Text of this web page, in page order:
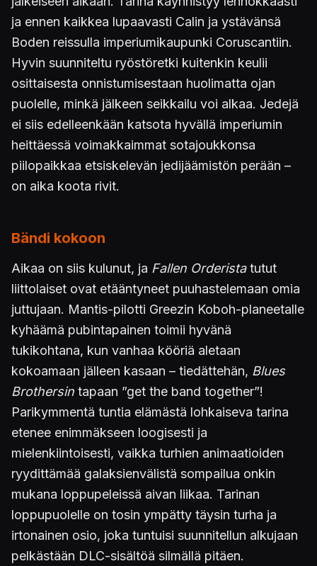
ja ennen kaikkea lupaavasti Calin ja ystävänsä
Boden reissulla imperiumikaupunki Coruscantiin.
Hyvin suunniteltu ryöstöretki kuitenkin keulii
osittaisesta onnistumisestaan huolimatta ojan
puolelle, minkä jälkeen seikkailu voi alkaa. Jedejä
ei siis edelleenkään katsota hyvällä imperiumin
heittäessä voimakkaimmat sotajoukkonsa
piilopaikkaa etsiskelevän jedijäämistön perään –
on aika koota rivit.
Bändi kokoon
Aikaa on siis kulunut, ja Fallen Orderistatutut
liittolaiset ovat etääntyneet puuhastelemaan omia
juttujaan. Mantis-pilotti Greezin Koboh-planeetalle
kyhäämä pubintapainen toimii hyvänä
tukikohtana, kun vanhaa kööriä aletaan
kokoamaan jälleen kasaan – tiedättehän, Blues
Brothersin tapaan ”get the band together”!
Parikymmentä tuntia elämästä lohkaiseva tarina
etenee enimmäkseen loogisesti ja
mielenkiintoisesti, vaikka turhien animaatioiden
ryydittämää galaksienvälistä sompailua onkin
mukana loppupeleissä aivan liikaa. Tarinan
loppupuolelle on tosin ympätty täysin turha ja
irtonainen osio, joka tuntuisi suunnitellun alkujaan
pelkästään DLC-sisältöä silmällä pitäen.